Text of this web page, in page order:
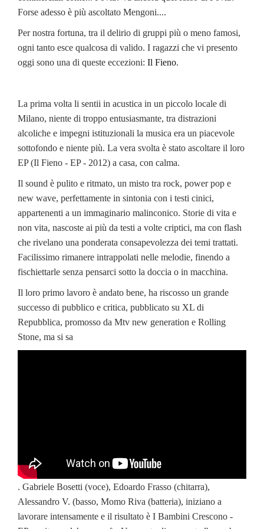
Forse adesso è più ascoltato Mengoni....
Per nostra fortuna, tra il delirio di gruppi più o meno famosi,
ogni tanto esce qualcosa di valido. I ragazzi che vi presento
oggi sono una di queste eccezioni: Il Fieno.
La prima volta li sentii in acustica in un piccolo locale di
Milano, niente di troppo entusiasmante, tra distrazioni
alcoliche e impegni istituzionali la musica era un piacevole
sottofondo e niente più. La vera svolta è stato ascoltare il loro
EP (Il Fieno - EP - 2012) a casa, con calma.
Il sound è pulito e ritmato, un misto tra rock, power pop e
new wave, perfettamente in sintonia con i testi cinici,
appartenenti a un immaginario malinconico. Storie di vita e
non vita, nascoste ai più da testi a volte criptici, ma con flash
che rivelano una ponderata consapevolezza dei temi trattati.
Facilissimo rimanere intrappolati nelle melodie, finendo a
fischiettarle senza pensarci sotto la doccia o in macchina.
Il loro primo lavoro è andato bene, ha riscosso un grande
successo di pubblico e critica, pubblicato su XL di
Repubblica, promosso da Mtv new generation e Rolling
Stone, ma si sa
. Gabriele Bosetti (voce), Edoardo Frasso (chitarra),
Alessandro V. (basso, Momo Riva (batteria), iniziano a
lavorare intensamente e il risultato è I Bambini Crescono -